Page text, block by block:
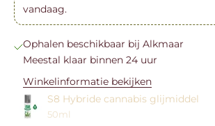
vandaag.
Ophalen beschikbaar bij Alkmaar
Meestal klaar binnen 24 uur
Winkelinformatie bekijken
S8 Hybride cannabis glijmiddel
50ml